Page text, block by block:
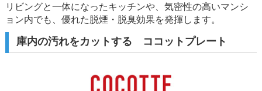
リビングと一体になったキッチンや、気密性の高いマンシ
ョン内でも、優れた脱煙・脱臭効果を発揮します。
庫内の汚れをカットする ココットプレート